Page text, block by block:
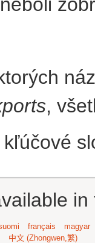
,
français
magyar
中文 (Zhongwen,繁)